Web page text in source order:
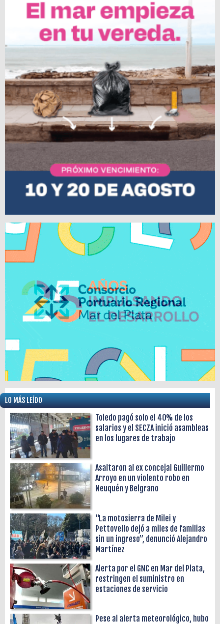
LO MÁS LEÍDO
Toledo pagó solo el 40% de los
salarios y el SECZA inició asambleas
en los lugares de trabajo
Asaltaron al ex concejal Guillermo
Arroyo en un violento robo en
Neuquén y Belgrano
“La motosierra de Milei y
Pettovello dejó a miles de familias
sin un ingreso”, denunció Alejandro
Martínez
Alerta por el GNC en Mar del Plata,
restringen el suministro en
estaciones de servicio
Pese al alerta meteorológico, hubo